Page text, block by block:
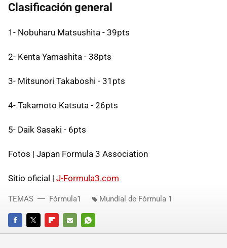
Clasificación general
1- Nobuharu Matsushita - 39pts
2- Kenta Yamashita - 38pts
3- Mitsunori Takaboshi - 31pts
4- Takamoto Katsuta - 26pts
5- Daik Sasaki - 6pts
Fotos | Japan Formula 3 Association
Sitio oficial | J-Formula3.com
FACEBOOKTWITTERFLIPBOARD
E-
WHATSAPP
TEMAS Fórmula1 Mundial de Fórmula 1